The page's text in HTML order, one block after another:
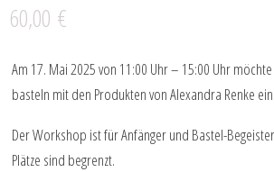
60,00 €
Am 17. Mai 2025 von 11:00 Uhr – 15:00 Uhr
basteln mit den Produkten von Alexandra Renke
Der Workshop ist für Anfänger und Bastel-
Plätze sind begrenzt.